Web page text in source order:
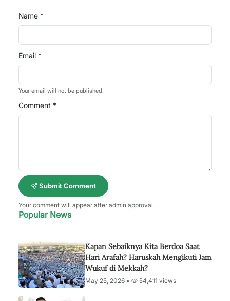
Name *
Email *
Your email will not be published.
Comment *
Submit Comment
Your comment will appear after admin approval.
Popular News
Kapan Sebaiknya Kita Berdoa Saat
Hari Arafah? Haruskah Mengikuti Jam
Wukuf di Mekkah?
May 25, 2026 • 54,411 views